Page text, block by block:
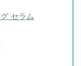
セラム